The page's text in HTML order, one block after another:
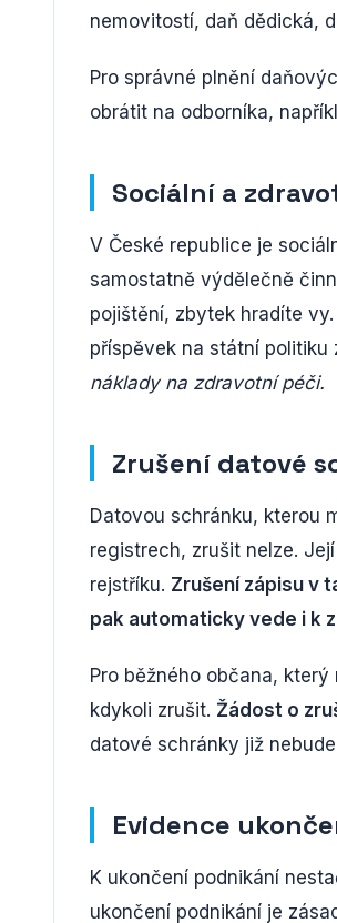
nemovitostí, daň dědická,
Pro správné plnění
obrátit na odborníka,
Sociální a
V České republice je
samostatně výdělečně
pojištění, zbytek hradíte
příspěvek na státní politiku
náklady na zdravotní péči.
Zrušení datové
Datovou schránku, kterou
registrech, zrušit nelze.
rejstříku. Zrušení zápisu v
pak automaticky vede i k
Pro běžného občana,
kdykoli zrušit. Žádost o
datové schránky již
Evidence
K ukončení podnikání
ukončení podnikání je